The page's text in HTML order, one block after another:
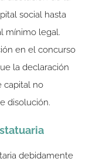
social hasta
mínimo legal.
en el concurso
la declaración
capital no
disolución.
debidamente